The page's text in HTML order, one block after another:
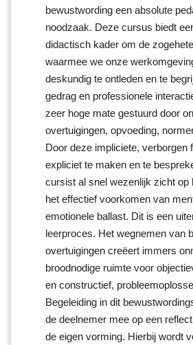
bewustwording een absolute
noodzaak. Deze cursus biedt
didactisch kader om de
waarmee we onze
deskundig te ontleden en te
gedrag en professionele
zeer hoge mate gestuurd door
overtuigingen, opvoeding,
Door deze impliciete, verborgen
expliciet te maken en te
cursist al snel wezenlijk zicht op
het effectief voorkomen van
emotionele ballast. Dit is een
leerproces. Het wegnemen van
overtuigingen creëert immers
broodnodige ruimte voor
en constructief,
Begeleiding in dit
de deelnemer mee op een
de eigen vorming. Hierbij wordt